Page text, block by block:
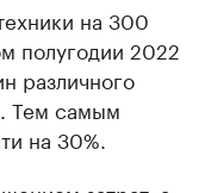
на 300
полугодии 2022
различного
Тем самым
на 30%.